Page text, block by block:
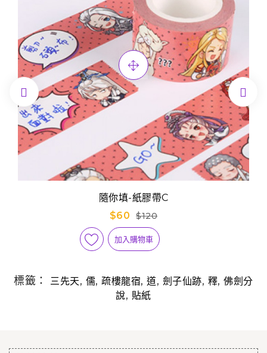
隨你填-紙膠帶C
$60
$120
加入購物車
 
標籤： 三先天, 儒,疏樓龍宿,道, 劍子仙跡, 釋,佛劍分
說, 貼紙